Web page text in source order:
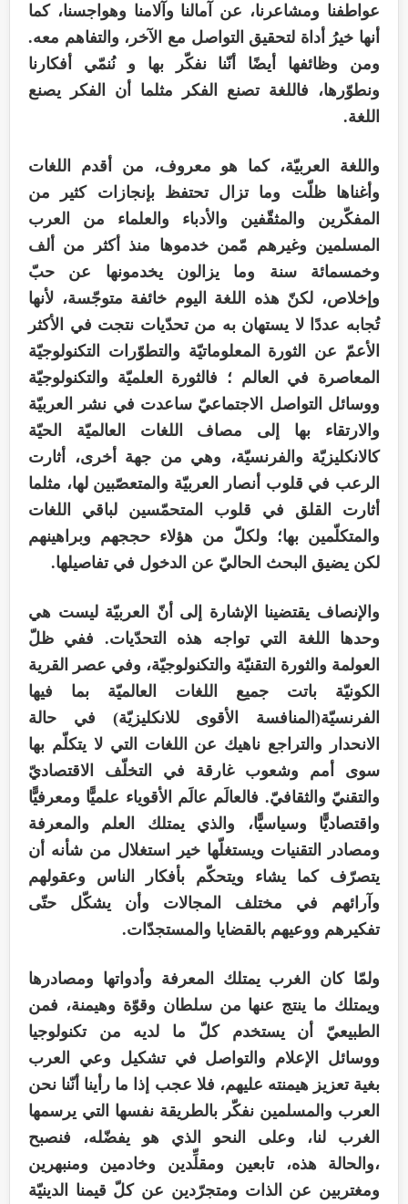
عواطفنا ومشاعرنا، عن آمالنا وآلامنا وهواجسنا، کما
أنها خيرُ أداة لتحقيق التواصل مع الآخر، والتفاهم معه.
ومن وظائفها أيضًا أنّنا نفکّر بها و نُنمّي أفکارنا
ونطوّرها، فاللغة تصنع الفکر مثلما أن الفکر يصنع
اللغة.
واللغة العربيّة، کما هو معروف، من أقدم اللغات
وأغناها ظلّت وما تزال تحتفظ بإنجازات کثير من
المفكّرين والمثقّفين والأدباء والعلماء من العرب
المسلمين وغيرهم مّمن خدموها منذ أکثر من ألف
وخمسمائة سنة وما يزالون يخدمونها عن حبّ
وإخلاص، لکنّ هذه اللغة اليوم خائفة متوجّسة، لأنها
تُجابه عددًا لا يستهان به من تحدّيات نتجت في الأکثر
الأعمّ عن الثورة المعلوماتيّة والتطوّرات التکنولوجيّة
المعاصرة في العالم ؛ فالثورة العلميّة والتکنولوجيّة
ووسائل التواصل الاجتماعيّ ساعدت في نشر العربيّة
والارتقاء بها إلی مصاف اللغات العالميّة الحيّة
کالانکليزيّة والفرنسيّة، وهي من جهة أخری، أثارت
الرعب في قلوب أنصار العربيّة والمتعصّبين لها، مثلما
أثارت القلق في قلوب المتحمّسين لباقي اللغات
والمتکلّمين بها؛ ولکلّ من هؤلاء حججهم وبراهينهم
لکن يضيق البحث الحاليّ عن الدخول في تفاصيلها.
والإنصاف يقتضينا الإشارة إلی أنّ العربيّة ليست هي
وحدها اللغة التي تواجه هذه التحدّيات. ففي ظلّ
العولمة والثورة التقنيّة والتکنولوجيّة، وفي عصر القرية
الکونيّة باتت جميع اللغات العالميّة بما فيها
الفرنسيّة(المنافسة الأقوی للانکليزيّة) في حالة
الانحدار والتراجع ناهيك عن اللغات التي لا يتکلّم بها
سوی أمم وشعوب غارقة في التخلّف الاقتصاديّ
والتقنيّ والثقافيّ. فالعالَم عالَم الأقوياء علميًّا ومعرفيًّا
واقتصاديًّا وسياسيًّا، والذي یمتلك العلم والمعرفة
ومصادر التقنيات ويستغلّها خير استغلال من شأنه أن
يتصرّف کما يشاء ويتحکّم بأفکار الناس وعقولهم
وآرائهم في مختلف المجالات وأن يشکّل حتّی
تفکيرهم ووعيهم بالقضايا والمستجدّات.
ولمّا کان الغرب يمتلك المعرفة وأدواتها ومصادرها
ویمتلك ما ینتج عنها من سلطان وقوّة وهيمنة، فمن
الطبيعيّ أن يستخدم کلّ ما لديه من تکنولوجيا
ووسائل الإعلام والتواصل في تشکيل وعي العرب
بغية تعزيز هيمنته عليهم، فلا عجب إذا ما رأينا أنّنا نحن
العرب والمسلمين نفکّر بالطريقة نفسها التي یرسمها
الغرب لنا، وعلی النحو الذي هو يفضّله، فنصبح
،والحالة هذه، تابعين ومقلِّدين وخادمين ومنبهرين
ومغتربين عن الذات ومتجرّدين عن کلّ قيمنا الدينيّة